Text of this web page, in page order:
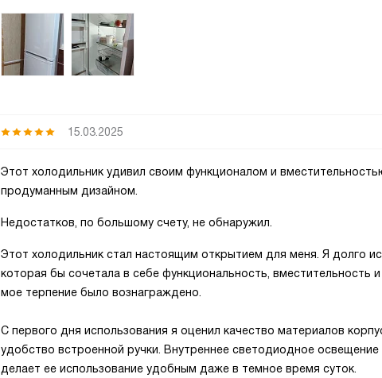
15.03.2025
Этот холодильник удивил своим функционалом и
продуманным дизайном.
Недостатков, по большому счету, не обнаружил.
Этот холодильник стал настоящим открытием для меня. Я долго
которая бы сочетала в себе функциональность, вместительность и
мое терпение было вознаграждено.
С первого дня использования я оценил качество материалов
удобство встроенной ручки. Внутреннее светодиодное
делает ее использование удобным даже в темное время суток.